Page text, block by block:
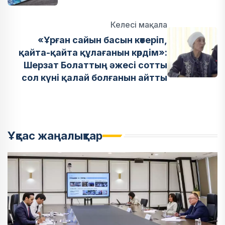
Келесі мақала
«Ұрған сайын басын көтеріп,
қайта-қайта құлағанын көрдім»:
Шерзат Болаттың әжесі сотты
сол күні қалай болғанын айтты
Ұқсас жаңалықтар